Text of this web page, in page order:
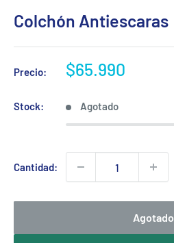
Colchón Antiescaras
Precio:
Precio
venta
$65.990
Stock: Agotado
Cantidad:
Agotado